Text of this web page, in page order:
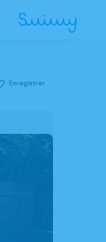
Enregistrer